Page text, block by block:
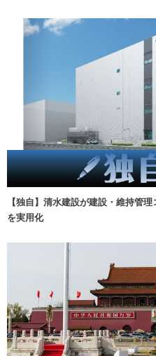
【独自】清水建設が建設・維持管
を実用化